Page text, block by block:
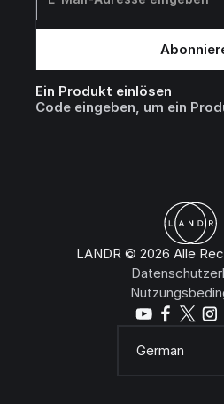
Ein Produkt einlösen
Code eingeben, um ein
LANDR © 2026 Alle
German